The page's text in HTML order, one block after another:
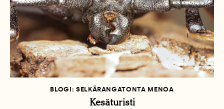
BLOGI: SELKÄRANGATONTA MENOA
Kesäturisti